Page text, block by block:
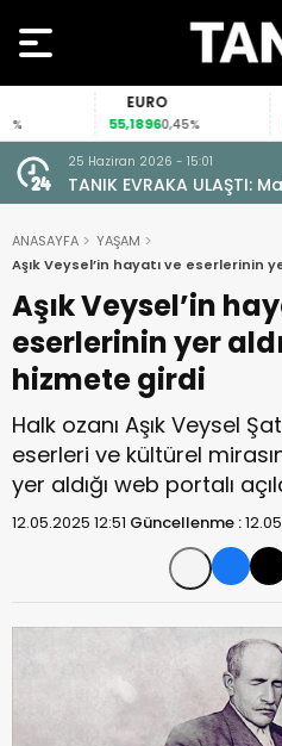
EURO
55,18960,45%
25 Haziran 2026 - 15:01
TANIK EVRAKA ULAŞTI:
Ruhsatsız Çıktı!
ANASAYFA
YAŞAM
Aşık Veysel’in hayatı ve eserlerinin
Aşık Veysel’in
eserlerinin yer
hizmete girdi
Halk ozanı Aşık Veysel
eserleri ve kültürel
yer aldığı web portalı
12.05.2025 12:51 Güncellenme :